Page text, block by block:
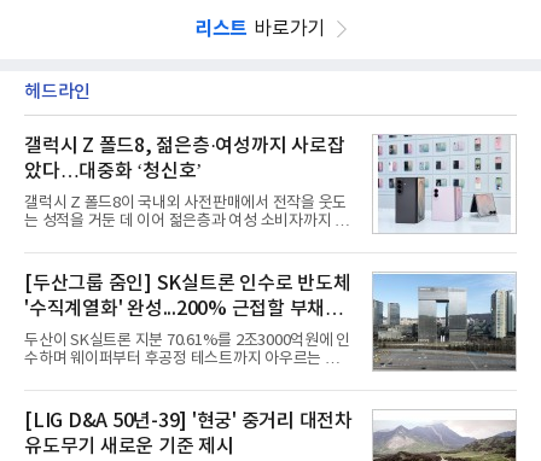
리스트 바로가기
헤드라인
갤럭시 Z 폴드8, 젊은층·여성까지 사로잡
았다…대중화 ‘청신호’
갤럭시 Z 폴드8이 국내외 사전판매에서 전작을 웃도
는 성적을 거둔 데 이어 젊은층과 여성 소비자까지 빠
산성을 앞세운 기존 폴드의 소비자층에서 벗어나 디
자인과 휴대성을 강화하면서 폴더블폰의 대중화를 본
격화하고 있다는 분석이 나온다.10일 카운터포인트
리서치에 따르면 갤럭시 Z8 시리즈의 글로벌 사전판
매량은 전작 대비 30% 이상 증가했다. 국내 사전판매
량은 전작 대비 39% 늘었고 유럽에서도 20% 이상
증가했다. 미국에서도 역대 폴드 시리즈 가운데 가장
폼팩터 변화가 영향
[두산그룹 줌인] SK실트론 인수로 반도체
'수직계열화' 완성...200% 근접할 부채비
율 부담
두산이 SK실트론 지분 70.61%를 2조3000억원에 인
수하며 웨이퍼부터 후공정 테스트까지 아우르는 반도
지난해 5742억원의 순손실을 내며 신용등급 하향검
토 대상에 올라 있다. 두산의 연결 기준 부채비율도 인
수금융 1조원을 가정할 경우 200%에 근접한 191%
까지 오를 것으로 신용평가사들은 추산하고 있다.10
[LIG D&A 50년-39] '현궁' 중거리 대전차
유도무기 새로운 기준 제시